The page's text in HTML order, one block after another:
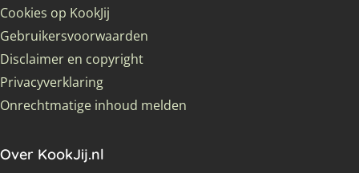
Cookies op KookJij
Gebruikersvoorwaarden
Disclaimer en copyright
Privacyverklaring
Onrechtmatige inhoud melden
Over KookJij.nl